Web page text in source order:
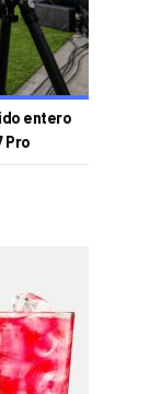
entero
Pro